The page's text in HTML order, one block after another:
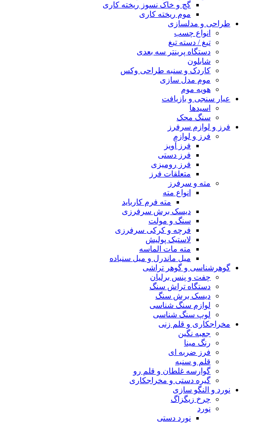
گچ و خاک نسوز ریخته کاری
موم ریخته کاری
طراحی و مدلسازی
انواع چسب
تیغ / دسته تیغ
دستگاه پرینتر سه بعدی
شابلون
کاردک و سنبه طراحی وکس
موم مدل سازی
هویه موم
عیار سنجی و بازیافت
اسیدها
سنگ محک
فرز و لوازم سرفرز
فرز و لوازم
فرز آویز
فرز دستی
فرز رومیزی
متعلقات فرز
مته و سرفرز
انواع مته
مته فرم کارباید
دیسک برش سرفرزی
سنگ و مولت
فرچه و کرکی سرفرزی
لاستیک پولیش
مته مات الماسه
میل ماندرل و میل سنباده
گوهرشناسی و گوهر تراشی
چفت و پنس برلیان
دستگاه تراش سنگ
دیسک برش سنگ
لوازم سنگ شناسی
لوپ سنگ شناسی
مخراجکاری و قلم زنی
جعبه نگین
رنگ مینا
فرز ضربه ای
قلم و سنبه
گوارسه غلطان و قلم رو
گیره دستی و مخراجکاری
نورد و النگو سازی
چرخ زیگزاگ
نورد
نورد دستی